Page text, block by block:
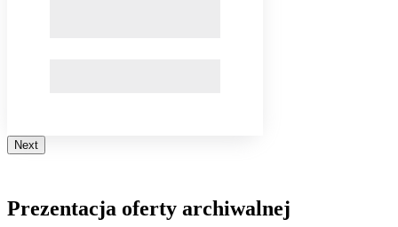
Next
Prezentacja oferty archiwalnej